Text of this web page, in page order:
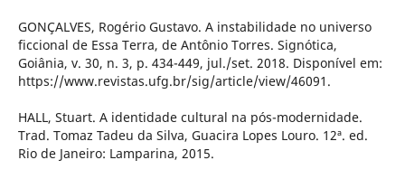
GONÇALVES, Rogério Gustavo. A instabilidade no universo
ficcional de Essa Terra, de Antônio Torres. Signótica,
Goiânia, v. 30, n. 3, p. 434-449, jul./set. 2018. Disponível em:
https://www.revistas.ufg.br/sig/article/view/46091.
HALL, Stuart. A identidade cultural na pós-modernidade.
Trad. Tomaz Tadeu da Silva, Guacira Lopes Louro. 12ª. ed.
Rio de Janeiro: Lamparina, 2015.